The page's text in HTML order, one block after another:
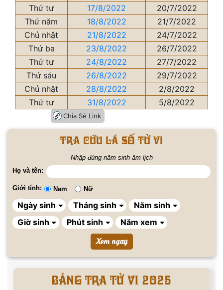
Thứ tư
17/8/2022
20/7/2022
Thứ năm
18/8/2022
21/7/2022
Chủ nhật
21/8/2022
24/7/2022
Thứ ba
23/8/2022
26/7/2022
Thứ tư
24/8/2022
27/7/2022
Thứ sáu
26/8/2022
29/7/2022
Chủ nhật
28/8/2022
2/8/2022
Thứ tư
31/8/2022 5/8/2022
Chia Sẻ Link
Tra cứu lá số tử vi
Nhập đúng năm sinh âm lịch
Họ và tên:
Giới tính: Nam Nữ
BẢNG TRA TỬ VI 2025